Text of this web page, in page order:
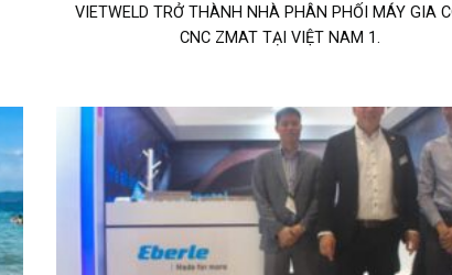
VIETWELD TRỞ THÀNH NHÀ PHÂN PHỐI MÁY GIA
CNC ZMAT TẠI VIỆT NAM 1.